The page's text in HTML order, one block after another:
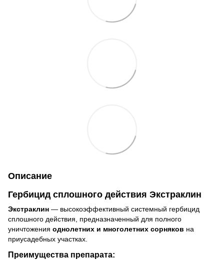
Описание
Гербицид сплошного действия Экстраклин
Экстраклин — высокоэффективный системный гербицид
сплошного действия, предназначенный для полного
уничтожения однолетних и многолетних сорняков на
приусадебных участках.
Преимущества препарата: